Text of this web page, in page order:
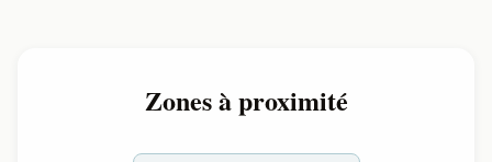
Zones à proximité